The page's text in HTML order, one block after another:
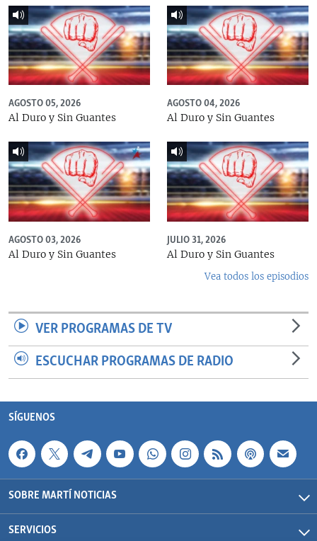
AGOSTO 05, 2026
Al Duro y Sin Guantes
AGOSTO 04, 2026
Al Duro y Sin Guantes
AGOSTO 03, 2026
Al Duro y Sin Guantes
JULIO 31, 2026
Al Duro y Sin Guantes
Vea todos los episodios
VER PROGRAMAS DE TV
ESCUCHAR PROGRAMAS DE RADIO
SÍGUENOS
SOBRE MARTÍ NOTICIAS
SERVICIOS